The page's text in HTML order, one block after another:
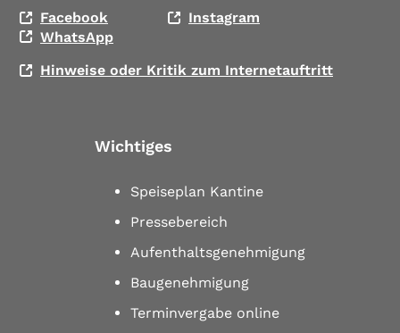
Facebook
Instagram
WhatsApp
Hinweise oder Kritik zum Internetauftritt
Wichtiges
Speiseplan Kantine
Pressebereich
Aufenthaltsgenehmigung
Baugenehmigung
Terminvergabe online